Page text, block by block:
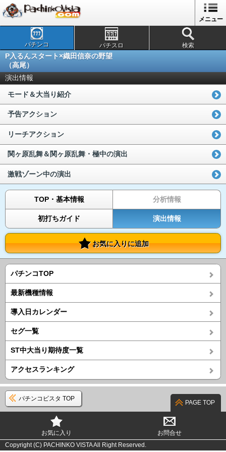
メニュー
パチンコ パチスロ 検索
P入るんスタート×織田信奈の野望
（高尾）
演出情報
モード＆大当り紹介
予告アクション
リーチアクション
関ヶ原乱舞＆関ヶ原乱舞・極中の演出
激戦ゾーン中の演出
TOP・基本情報 分析情報
初打ちガイド 演出情報
お気に入りに追加
パチンコTOP
最新機種情報
導入日カレンダー
セグ一覧
ST中大当り期待度一覧
アクセスランキング
パチンコビスタ TOP
PAGE TOP
お気に入り
お問合せ
Copyright (C) PACHINKO VISTA All Right Reserved.